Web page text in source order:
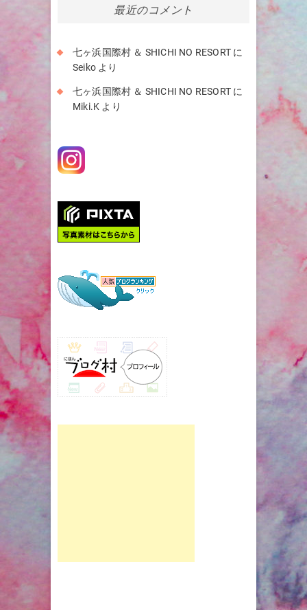
最近のコメント
七ヶ浜国際村 ＆ SHICHI NO RESORT に
Seiko より
七ヶ浜国際村 ＆ SHICHI NO RESORT に
Miki.K より